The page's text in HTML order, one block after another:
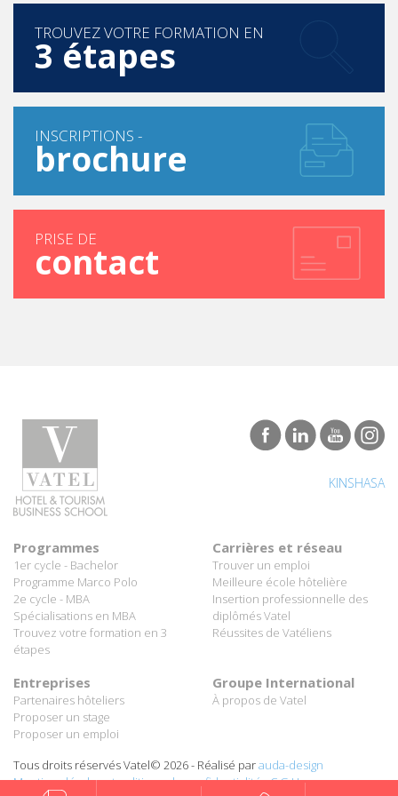
TROUVEZ VOTRE FORMATION EN
3 étapes
INSCRIPTIONS -
brochure
PRISE DE
contact
KINSHASA
Programmes
1er cycle - Bachelor
Programme Marco Polo
2e cycle - MBA
Spécialisations en MBA
Trouvez votre formation en 3
étapes
Carrières et réseau
Trouver un emploi
Meilleure école hôtelière
Insertion professionnelle des
diplômés Vatel
Réussites de Vatéliens
Entreprises
Partenaires hôteliers
Proposer un stage
Proposer un emploi
Groupe International
À propos de Vatel
Tous droits réservés Vatel© 2026 - Réalisé parauda-design
Mentions légales et politique de confidentialité-C.G.U.